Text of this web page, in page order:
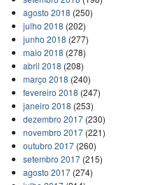
agosto 2018 (250)
julho 2018 (202)
junho 2018 (277)
maio 2018 (278)
abril 2018 (208)
março 2018 (240)
fevereiro 2018 (247)
janeiro 2018 (253)
dezembro 2017(230)
novembro 2017(221)
outubro 2017(260)
setembro 2017(215)
agosto 2017(274)